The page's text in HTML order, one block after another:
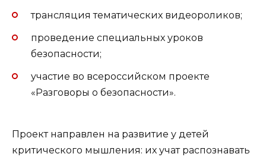
трансляция тематических видеороликов;
проведение специальных уроков
безопасности;
участие во всероссийском проекте
«Разговоры о безопасности».
Проект направлен на развитие у детей
критического мышления: их учат распознавать